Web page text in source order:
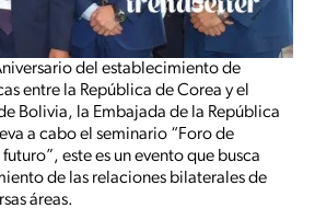
del establecimiento de
entre la República de Corea y el
Bolivia, la Embajada de la República
a cabo el seminario “Foro de
este es un evento que busca
de las relaciones bilaterales de
áreas.